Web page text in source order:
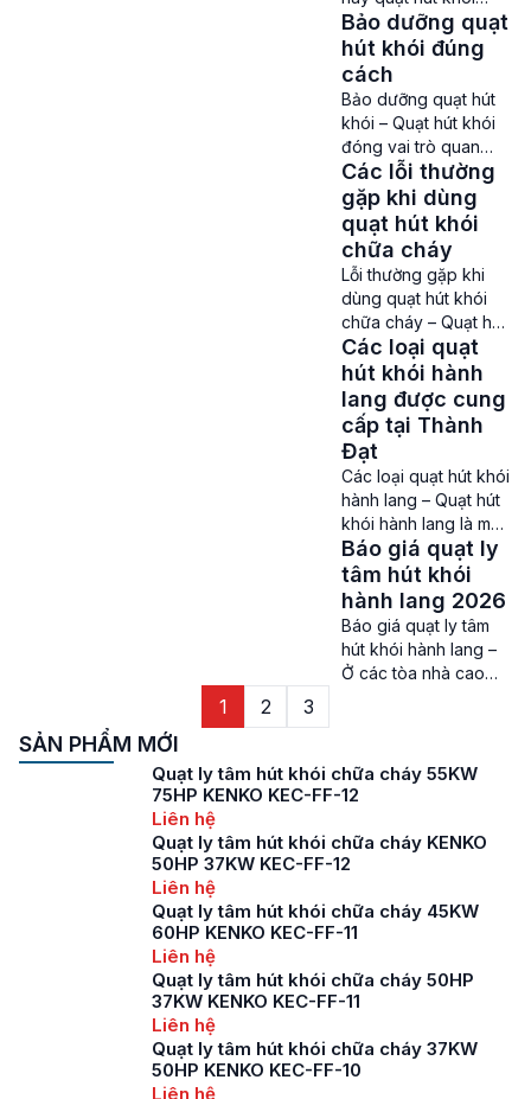
Vai trò quan trọng
của quạt chống cháy
nổ […]
PCCC không chỉ
được coi là một thiết
bị quan trọng trong
việc trang bị cho các
hệ thống phòng
chống cháy nổ ở các
tòa nhà cao tầng,
những khu vực tập
trung đông người như
trung tâm thương mại,
bệnh […]
Bảo dưỡng quạt
hút khói đúng
cách
Bảo dưỡng quạt hút
khói – Quạt hút khói
đóng vai trò quan
trọng trong việc duy
trì không khí trong
lành và an toàn đối
với các tòa nhà cao
tầng như bệnh viện,
khu chung cư, trung
tâm thương mại, các
nhà xưởng, khu sản
xuất. Bảo dưỡng quạt
hút khói đúng cách
[…]
Các lỗi thường
gặp khi dùng
quạt hút khói
chữa cháy
Lỗi thường gặp khi
dùng quạt hút khói
chữa cháy – Quạt hút
khói là một trong
những vật dụng khá
quan trọng đối với
các hệ thống Phòng
cháy chữa cháy,
thông gió tại các khu
công nghiệp, nhà
máy, kho hàng, tòa
nhà, khu chung cư,…
Các lỗi thường gặp
khi dùng quạt […]
Các loại quạt
hút khói hành
lang được cung
cấp tại Thành
Đạt
Các loại quạt hút khói
hành lang – Quạt hút
khói hành lang là một
trong những dòng
quạt hút khói đang
được Công ty Thành
Đạt chúng tôi phân
phối chính hãng cùng
rất nhiều dòng sản
Báo giá quạt ly
tâm hút khói
hành lang 2026
Báo giá quạt ly tâm
hút khói hành lang –
Ở các tòa nhà cao
văn phòng hiện nay
đều trang bị thiết bị
như quạt ly tâm hút
khói hành làng để
mọi người […]
1 2 3
SẢN PHẨM MỚI
Quạt ly tâm hút khói chữa cháy 55KW
75HP KENKO KEC-FF-12
Liên hệ
Quạt ly tâm hút khói chữa cháy KENKO
50HP 37KW KEC-FF-12
Liên hệ
Quạt ly tâm hút khói chữa cháy 45KW
60HP KENKO KEC-FF-11
Liên hệ
Quạt ly tâm hút khói chữa cháy 50HP
37KW KENKO KEC-FF-11
Liên hệ
Quạt ly tâm hút khói chữa cháy 37KW
50HP KENKO KEC-FF-10
Liên hệ